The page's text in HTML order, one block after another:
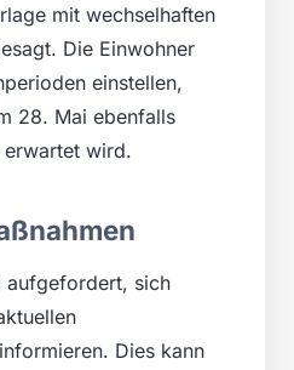
mit wechselhaften
Die Einwohner
einstellen,
28. Mai ebenfalls
erwartet wird.
aufgefordert, sich
Dies kann